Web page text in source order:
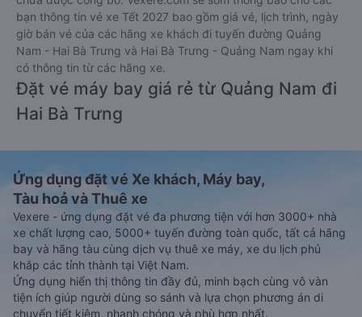
bạn thông tin vé xe Tết 2027 bao gồm giá vé, lịch trình, ngày
giờ bán vé của các hãng xe khách đi tuyến đường Quảng
Nam - Hai Bà Trưng và Hai Bà Trưng - Quảng Nam ngay khi
có thông tin từ các hãng xe.
Đặt vé máy bay giá rẻ từ Quảng Nam đi
Hai Bà Trưng
Ứng dụng đặt vé Xe khách, Máy bay,
Tàu hoả và Thuê xe
Vexere - ứng dụng đặt vé đa phương tiện với hơn 3000+ nhà
xe chất lượng cao, 5000+ tuyến đường toàn quốc, tất cả hãng
bay và hãng tàu cùng dịch vụ thuê xe máy, xe du lịch phủ
khắp các tỉnh thành tại Việt Nam.
Ứng dụng hiển thị thông tin đầy đủ, minh bạch cùng vô vàn
tiện ích giúp người dùng so sánh và lựa chọn phương án di
chuyển tiết kiệm, nhanh chóng và phù hợp nhất.